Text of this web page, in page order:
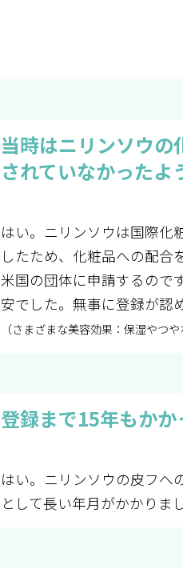
当時はニリンソウの
されていなかったよ
はい。ニリンソウは国際化
したため、化粧品への配合
米国の団体に申請するので
安でした。無事に登録が認
（さまざまな美容効果：保湿やつや
登録まで15年もかか
はい。ニリンソウの皮フへ
として長い年月がかかりま